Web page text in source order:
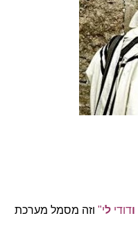
ודודי לי" וזה מסמל מערכת